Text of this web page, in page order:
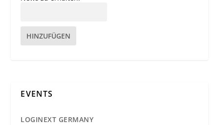
HINZUFÜGEN
EVENTS
LOGINEXT GERMANY